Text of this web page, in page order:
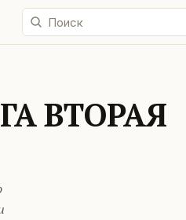
ВТОРАЯ